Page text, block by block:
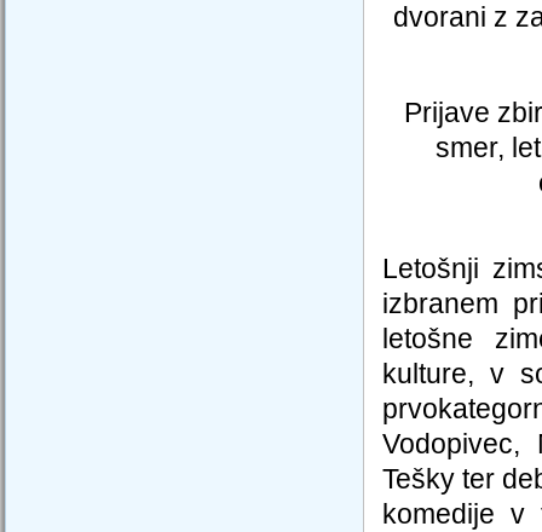
dvorani z
Prijave
smer,
Letošnji
izbranem
letošne
kulture, v
Vodopivec,
Tešky ter
komedije v